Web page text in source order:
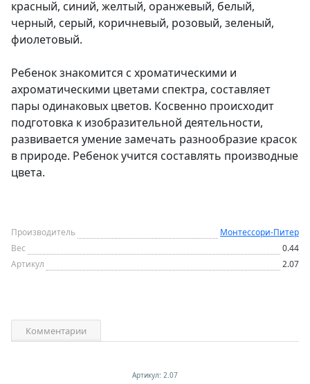
красный, синий, желтый, оранжевый, белый,
черный, серый, коричневый, розовый, зеленый,
фиолетовый.
Ребенок знакомится с хроматическими и
ахроматическими цветами спектра, составляет
пары одинаковых цветов. Косвенно происходит
подготовка к изобразительной деятельности,
развивается умение замечать разнообразие красок
в природе. Ребенок учится составлять производные
цвета.
Производитель
Монтессори-Питер
Вес
0.44
Артикул
2.07
Комментарии
Артикул: 2.07